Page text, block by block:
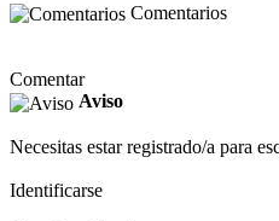
Comentarios
Comentar
Aviso
Necesitas estar registrado/a para
Identificarse